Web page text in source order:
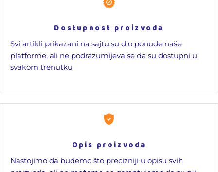
Dostupnost proizvoda
Svi artikli prikazani na sajtu su dio ponude naše
platforme, ali ne podrazumijeva se da su dostupni u
svakom trenutku
Opis proizvoda
Nastojimo da budemo što precizniji u opisu svih